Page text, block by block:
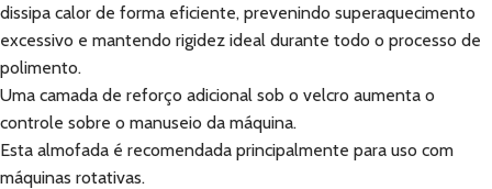
dissipa calor de forma eficiente, prevenindo superaquecimento
excessivo e mantendo rigidez ideal durante todo o processo de
polimento.
Uma camada de reforço adicional sob o velcro aumenta o
controle sobre o manuseio da máquina.
Esta almofada é recomendada principalmente para uso com
máquinas rotativas.